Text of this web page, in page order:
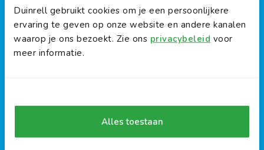
Duinrell gebruikt cookies om je een persoonlijkere
ervaring te geven op onze website en andere kanalen
waarop je ons bezoekt. Zie ons privacybeleid voor
meer informatie.
Alles toestaan
Blijf slapen
Duingalows, Lodgetenten &
Tikibad
Interactieve plattegrond